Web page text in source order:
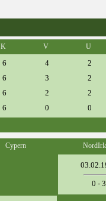
K V U
6 4
2
6 3
2
6 2
2
6 0 0
Cypern
0 - 3